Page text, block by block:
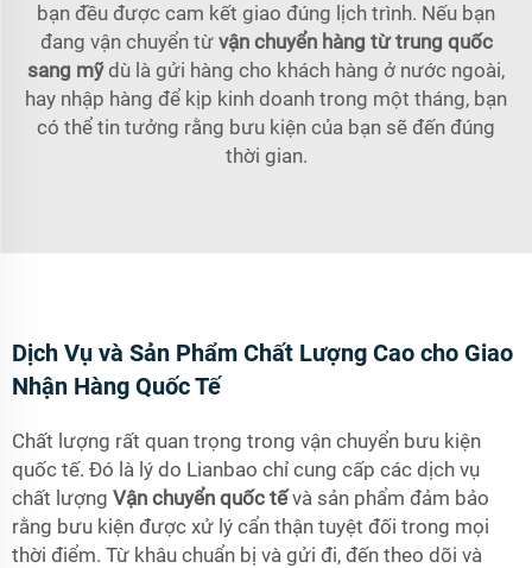
bạn đều được cam kết giao đúng lịch trình. Nếu bạn
đang vận chuyển từ vận chuyển hàng từ trung quốc
sang mỹdù là gửi hàng cho khách hàng ở nước ngoài,
hay nhập hàng để kịp kinh doanh trong một tháng, bạn
có thể tin tưởng rằng bưu kiện của bạn sẽ đến đúng
thời gian.
Dịch Vụ và Sản Phẩm Chất Lượng Cao cho Giao
Nhận Hàng Quốc Tế
Chất lượng rất quan trọng trong vận chuyển bưu kiện
quốc tế. Đó là lý do Lianbao chỉ cung cấp các dịch vụ
chất lượng Vận chuyển quốc tếvà sản phẩm đảm bảo
rằng bưu kiện được xử lý cẩn thận tuyệt đối trong mọi
thời điểm. Từ khâu chuẩn bị và gửi đi, đến theo dõi và